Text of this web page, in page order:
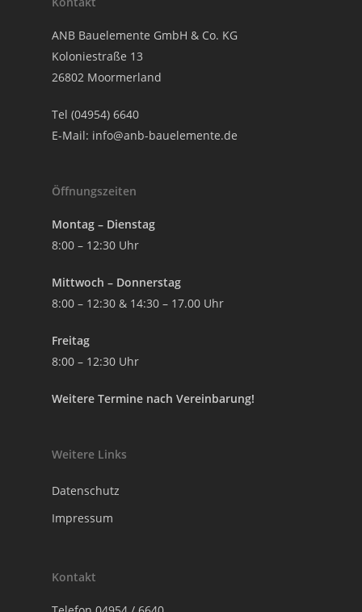
ANB Bauelemente GmbH & Co. KG
Koloniestraße 13
26802 Moormerland
Tel (04954) 6640
E-Mail: info@anb-bauelemente.de
Öffnungszeiten
Montag – Dienstag
8:00 – 12:30 Uhr
Mittwoch – Donnerstag
8:00 – 12:30 & 14:30 – 17.00 Uhr
Freitag
8:00 – 12:30 Uhr
Weitere Termine nach Vereinbarung!
Weitere Links
Datenschutz
Impressum
Kontakt